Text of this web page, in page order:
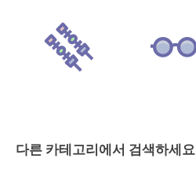
다른 카테고리에서 검색하세요